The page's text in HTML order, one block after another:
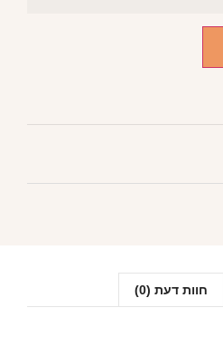
חוות דעת (0)